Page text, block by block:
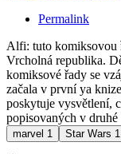
Permalink
Alfi: tuto komiksovou
Vrcholná republika.
komiksové řady se
začala v první ya
poskytuje vysvětlení,
popisovaných v
marvel 1 Star Wars 1